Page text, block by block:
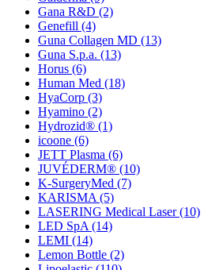
Gana R&D (2)
Genefill (4)
Guna Collagen MD (13)
Guna S.p.a. (13)
Horus (6)
Human Med (18)
HyaCorp (3)
Hyamino (2)
Hydrozid® (1)
icoone (6)
JETT Plasma (6)
JUVÉDERM® (10)
K-SurgeryMed (7)
KARISMA (5)
LASERING Medical Laser(10)
LED SpA (14)
LEMI (14)
Lemon Bottle (2)